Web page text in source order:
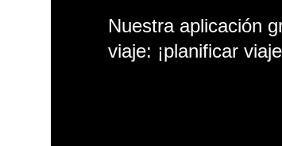
Nuestra aplicación
viaje: ¡planificar